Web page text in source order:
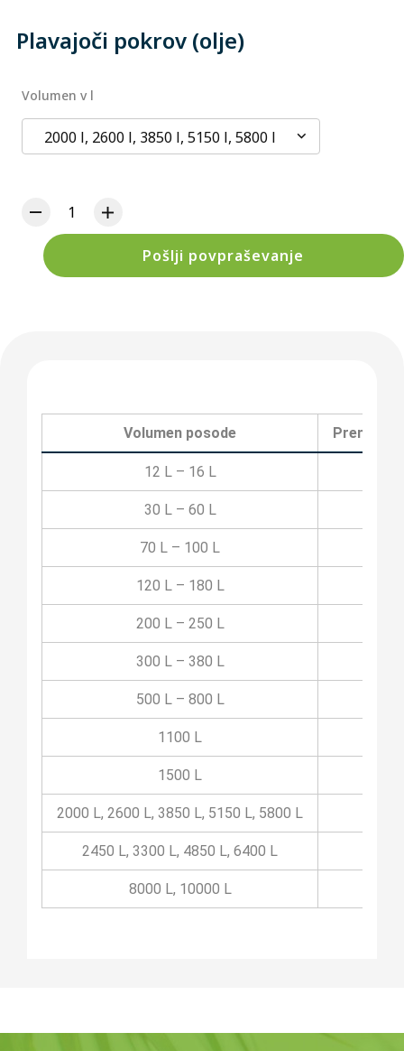
Plavajoči pokrov (olje)
Volumen v l
2000 l, 2600 l, 3850 l, 5150 l, 5800 l
Pošlji povpraševanje
Volumen posode Premer v
12 L – 16 L
30 L – 60 L
70 L – 100 L
120 L – 180 L
200 L – 250 L
300 L – 380 L
500 L – 800 L
1100 L
1500 L
2000 L, 2600 L, 3850 L, 5150 L, 5800 L
2450 L, 3300 L, 4850 L, 6400 L
8000 L, 10000 L